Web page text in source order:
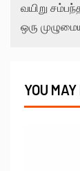
வயிறு
ஒரு
YOU